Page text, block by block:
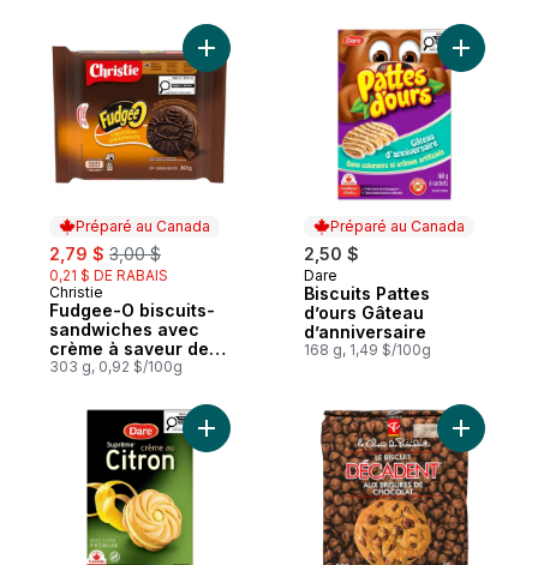
Préparé au Canada
sale:
2,79 $ , formerly:
3,00 $
0,21 $ DE RABAIS
Préparé au Canada
Christie
Fudgee-O biscuits-
sandwiches avec
crème à saveur de
chocolat
303 g, 0,92 $/100g
Ajouter Fudgee-O biscuits-sandwiches
Préparé au Canada
2,50 $
Préparé au Canada
Dare
Biscuits Pattes
d’ours Gâteau
d’anniversaire
168 g, 1,49 $/100g
Ajouter
Ajouter Biscuits Suprême crème au